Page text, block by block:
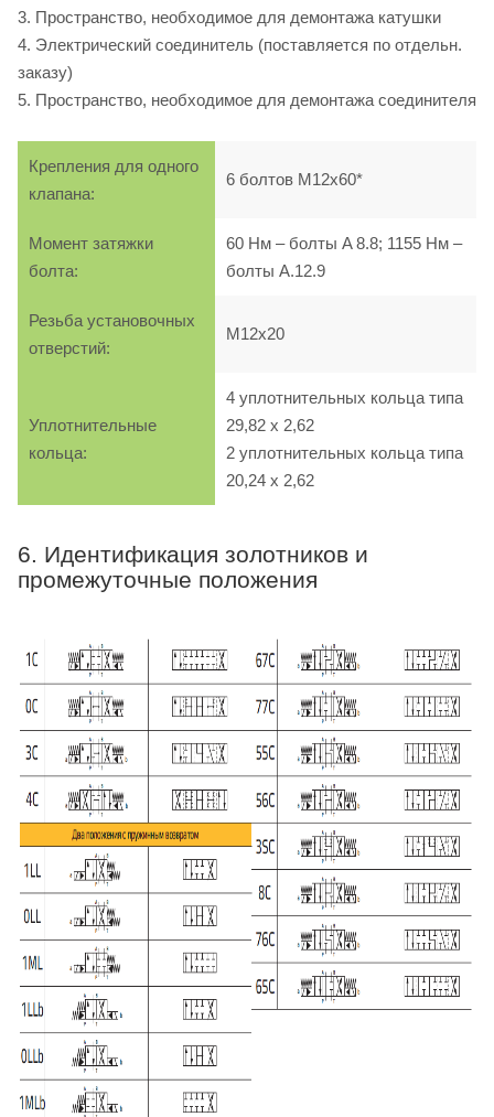
3. Пространство, необходимое для демонтажа катушки
4. Электрический соединитель (поставляется по отдельн.
заказу)
5. Пространство, необходимое для демонтажа соединителя
Крепления для одного
клапана:
6 болтов M12х60*
Момент затяжки
болта:
60 Нм – болты A 8.8; 1155 Нм –
болты A.12.9
Резьба установочных
отверстий:
M12х20
Уплотнительные
кольца:
4 уплотнительных кольца типа
29,82 х 2,62
2 уплотнительных кольца типа
20,24 х 2,62
6. Идентификация золотников и
промежуточные положения